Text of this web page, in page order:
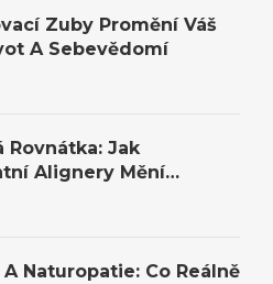
Zuby Promění Váš
A Sebevědomí
Rovnátka: Jak
Alignery Mění
Naturopatie: Co Reálně